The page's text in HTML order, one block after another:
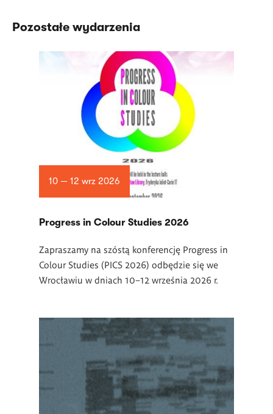
Pozostałe wydarzenia
10 — 12 wrz 2026
Progress in Colour Studies 2026
Zapraszamy na szóstą konferencję Progress in
Colour Studies (PICS 2026) odbędzie się we
Wrocławiu w dniach 10–12 września 2026 r.